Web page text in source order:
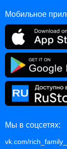
Мобильное
Мы в соцсетях:
vk.com/